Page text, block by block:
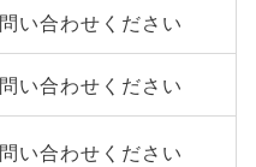
い合わせください
い合わせください
い合わせください